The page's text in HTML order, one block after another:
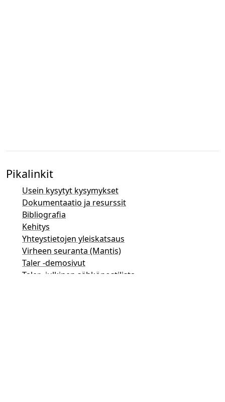
Pikalinkit
Usein kysytyt kysymykset
Dokumentaatio ja resurssit
Bibliografia
Kehitys
Yhteystietojen yleiskatsaus
Virheen seuranta (Mantis)
Taler -demosivut
Taler -julkinen sähköpostilista